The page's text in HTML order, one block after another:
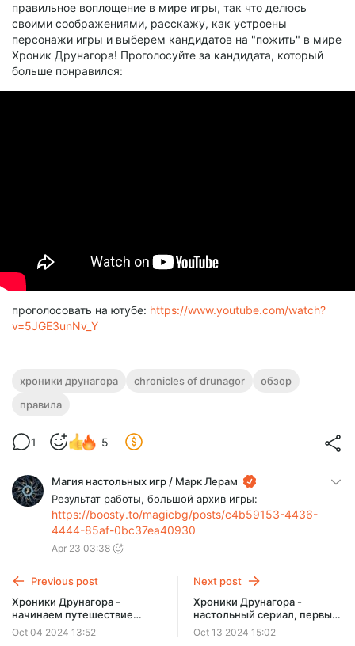
правильное воплощение в мире игры, так что делюсь
своими соображениями, расскажу, как устроены
персонажи игры и выберем кандидатов на "пожить" в мире
Хроник Друнагора! Проголосуйте за кандидата, который
больше понравился:
проголосовать на ютубе: https://www.youtube.com/watch?
v=5JGE3unNv_Y
хроники друнагора chronicles of drunagor
обзор
правила
1 5
Магия настольных игр / Марк Лерам
Результат работы, большой архив игры:
https://boosty.to/magicbg/posts/c4b59153-4436-
4444-85af-0bc37ea40930
Apr 23 03:38
Previous post
Хроники Друнагора -
начинаем путешествие
распаковкой и историей
игры
Oct 04 2024 13:52
Next post
Хроники Друнагора -
настольный сериал, первые
5 сценариев
Oct 13 2024 15:02